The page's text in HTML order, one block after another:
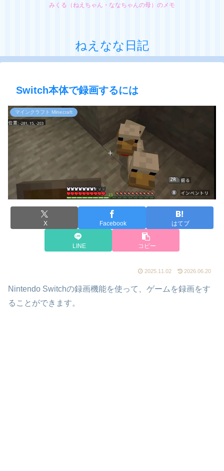
みくる（ねえちゃん・ななちゃんの母）のメモ
ねえなな日記
Switch本体で録画するには
マインクラフト Minecraft
X Facebook はてブ
LINE コピー
2025.11.02 2026.06.20
Nintendo Switchの録画機能を使って、ゲームを録画をす
ることができます。